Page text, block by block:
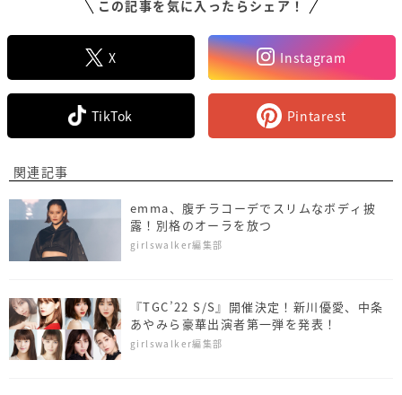
この記事を気に入ったらシェア！
X Instagram
TikTok Pintarest
関連記事
emma、腹チラコーデでスリムなボディ披
露！別格のオーラを放つ
girlswalker編集部
『TGC’22 S/S』開催決定！新川優愛、中条
あやみら豪華出演者第一弾を発表！
girlswalker編集部